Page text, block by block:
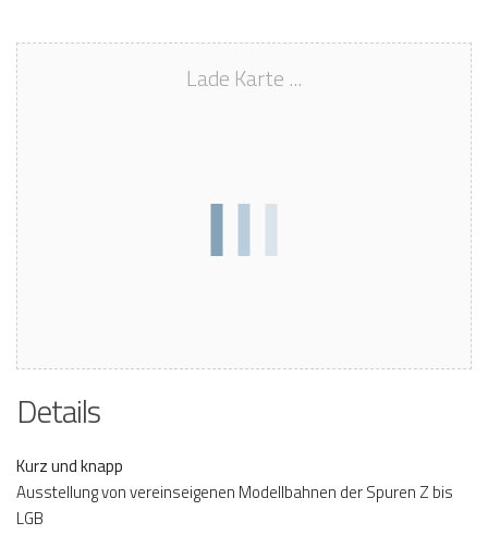
Lade Karte ...
Details
Kurz und knapp
Ausstellung von vereinseigenen Modellbahnen der Spuren Z bis
LGB